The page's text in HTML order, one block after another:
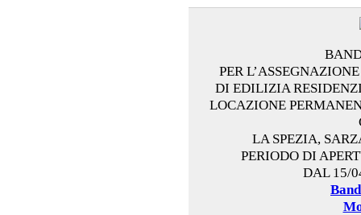
PER
DI EDILIZIA
LOCAZIONE
LA SPEZIA,
PERIODO DI
DAL 15/